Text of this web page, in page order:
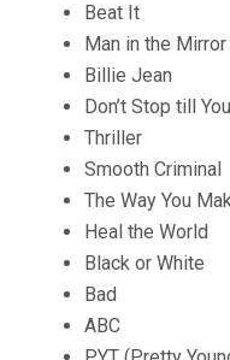
Beat It
Man in the Mirror
Billie Jean
Don’t Stop till
Thriller
Smooth Criminal
The Way You
Heal the World
Black or White
Bad
ABC